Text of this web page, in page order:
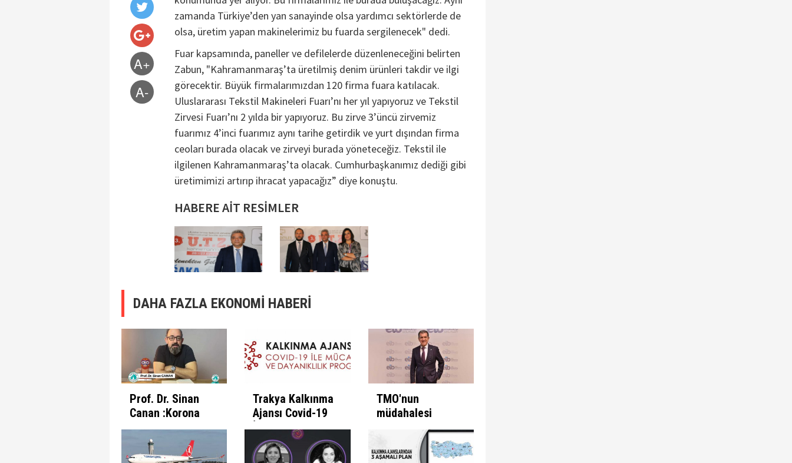
A+
A-
zamanda Türkiye’den yan sanayinde olsa yardımcı sektörlerde de
olsa, üretim yapan makinelerimiz bu fuarda sergilenecek" dedi.
Fuar kapsamında, paneller ve defilelerde düzenleneceğini belirten
Zabun, "Kahramanmaraş’ta üretilmiş denim ürünleri takdir ve ilgi
görecektir. Büyük firmalarımızdan 120 firma fuara katılacak.
Uluslararası Tekstil Makineleri Fuarı’nı her yıl yapıyoruz ve Tekstil
Zirvesi Fuarı’nı 2 yılda bir yapıyoruz. Bu zirve 3’üncü zirvemiz
fuarımız 4’inci fuarımız aynı tarihe getirdik ve yurt dışından firma
ceoları burada olacak ve zirveyi burada yöneteceğiz. Tekstil ile
ilgilenen Kahramanmaraş’ta olacak. Cumhurbaşkanımız dediği gibi
üretimimizi artırıp ihracat yapacağız” diye konuştu.
HABERE AİT RESİMLER
DAHA FAZLA EKONOMİ HABERİ
Prof. Dr. Sinan
Canan :Korona
Günlerinde
İnsanın Fabrika
Ayarları
Trakya Kalkınma
Ajansı Covid-19
İle Mücadele
Programını İlan
Etti
TMO'nun
müdahalesi
kazandırıyor